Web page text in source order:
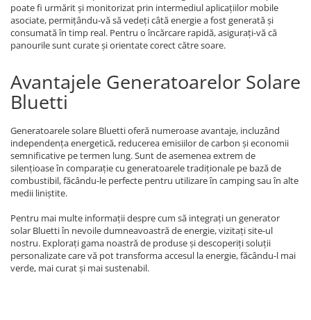
poate fi urmărit și monitorizat prin intermediul aplicațiilor mobile
asociate, permițându-vă să vedeți câtă energie a fost generată și
consumată în timp real. Pentru o încărcare rapidă, asigurați-vă că
panourile sunt curate și orientate corect către soare.
Avantajele Generatoarelor Solare
Bluetti
Generatoarele solare Bluetti oferă numeroase avantaje, incluzând
independența energetică, reducerea emisiilor de carbon și economii
semnificative pe termen lung. Sunt de asemenea extrem de
silențioase în comparație cu generatoarele tradiționale pe bază de
combustibil, făcându-le perfecte pentru utilizare în camping sau în alte
medii liniștite.
Pentru mai multe informații despre cum să integrați un generator
solar Bluetti în nevoile dumneavoastră de energie, vizitați site-ul
nostru. Explorați gama noastră de produse și descoperiți soluții
personalizate care vă pot transforma accesul la energie, făcându-l mai
verde, mai curat și mai sustenabil.